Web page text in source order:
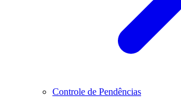
Controle de Pendências